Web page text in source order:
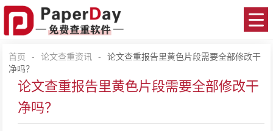
首页 - 论文查重资讯 - 论文查重报告里黄色片段需要全部修改干
净吗？
论文查重报告里黄色片段需要全部修改干
净吗？